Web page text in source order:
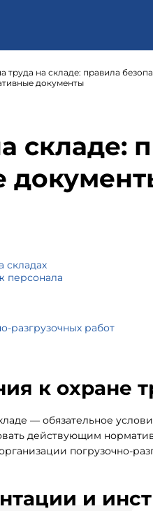
труда на складе: правила
документы
складе:
складах
персонала
разгрузочных работ
к охране
— обязательное
действующим
погрузочно-
и